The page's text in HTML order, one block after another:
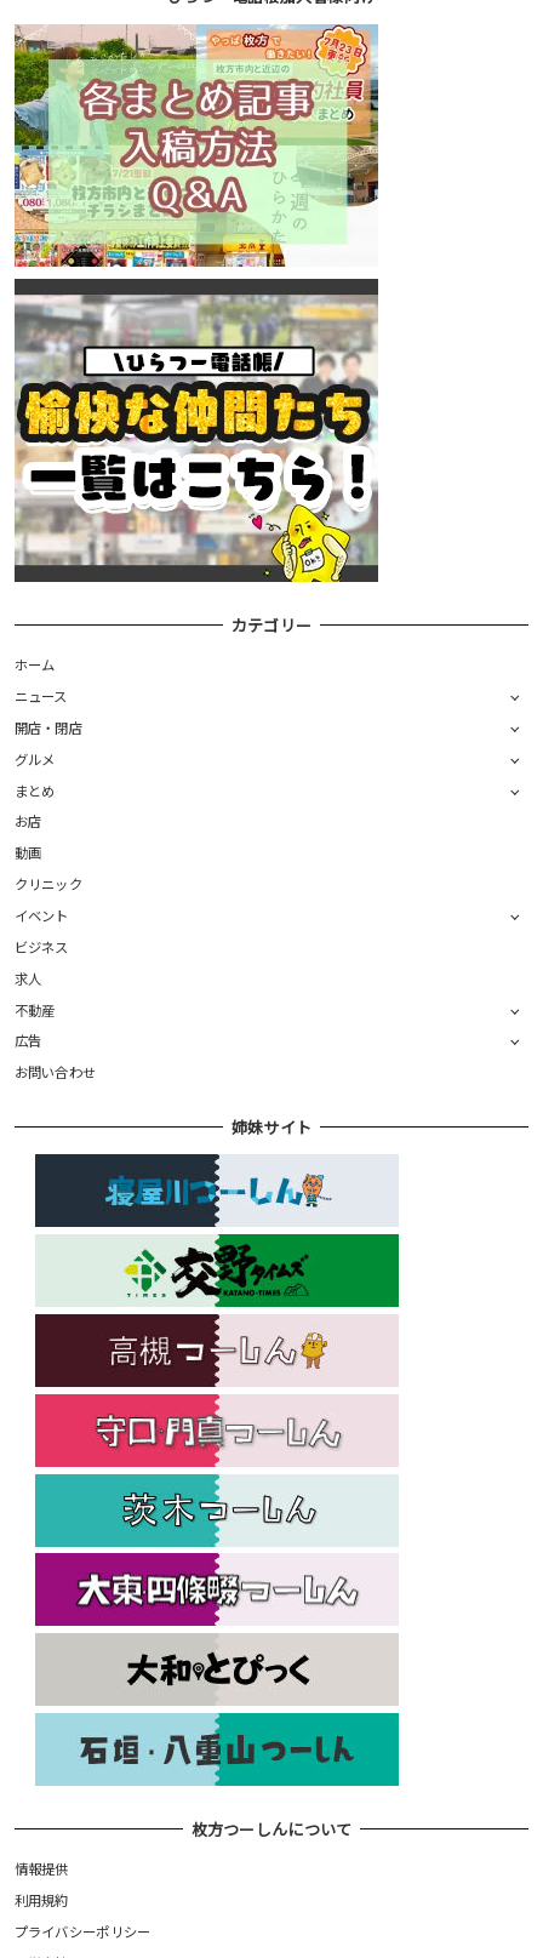
カテゴリー
ホーム
ニュース
開店・閉店
グルメ
まとめ
お店
動画
クリニック
イベント
ビジネス
求人
不動産
広告
お問い合わせ
姉妹サイト
枚方つーしんについて
情報提供
利用規約
プライバシーポリシー